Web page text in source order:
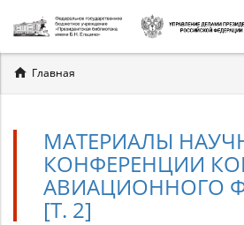
Вы
здесь
Главная
МАТЕРИАЛЫ
КОНФЕРЕНЦИИ
АВИАЦИОННОГО
[Т. 2]